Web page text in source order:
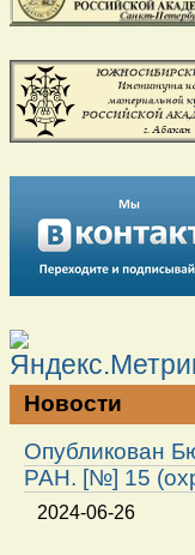
Новости
Опубликован
РАН. [№] 15
2024-06-26